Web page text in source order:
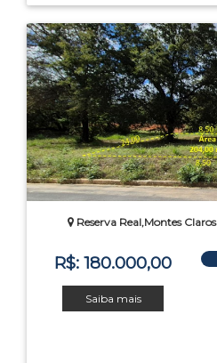
Reserva Real,Montes Claros
R$: 180.000,00
Saiba mais